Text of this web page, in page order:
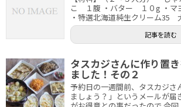
こ １腹 ・バター １０g ・マ
・特選北海道純生クリーム35
記事を読む
タスカジさんに作り置
ました！その２
予約日の一週間前、タスカジさ
ましょう？」というメールが届